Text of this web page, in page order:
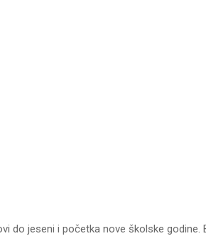
do jeseni i početka nove školske godine.